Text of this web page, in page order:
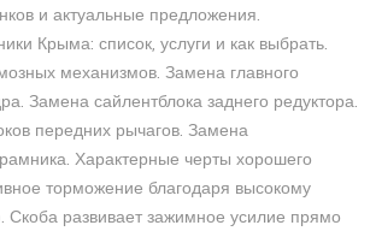
и актуальные предложения.
Крыма: список, услуги и как выбрать.
механизмов. Замена главного
Замена сайлентблока заднего редуктора.
передних рычагов. Замена
Характерные черты хорошего
торможение благодаря высокому
развивает зажимное усилие прямо